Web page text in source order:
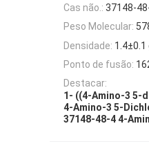
Cas não.: 37148-
Peso Molecular:
Densidade:
Ponto de fusão:
Destacar:
1- ((4-Amino-3 5-
4-Amino-3 5-
37148-48-4 4-